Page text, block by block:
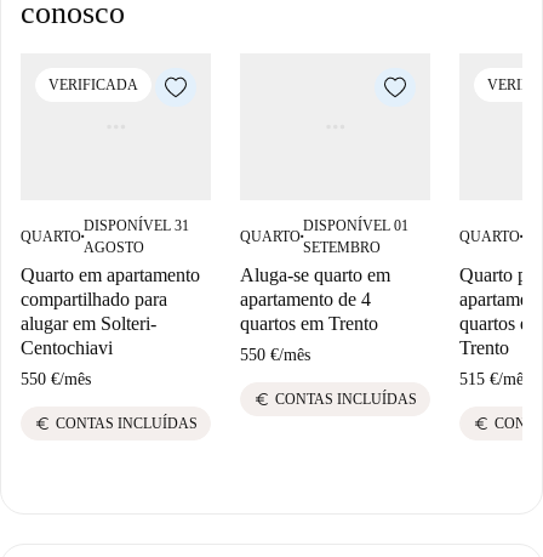
conosco
VERIFICADA
QUARTO■
DISPONÍVEL 31
AGOSTO
Quarto em apartamento
compartilhado para
alugar em Solteri-
Centochiavi
550 €/mês
euro CONTAS INCLUÍDAS
QUARTO■
DISPONÍVEL 01
SETEMBRO
Aluga-se quarto em
apartamento de 4
quartos em Trento
550 €/mês
euro CONTAS INCLUÍDAS
QUARTO■
Quarto
quartos
Trento
515 €/mês
euro